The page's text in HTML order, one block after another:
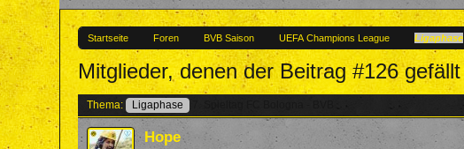
Startseite Foren BVB Saison UEFA Champions League Ligaphase
Mitglieder, denen der Beitrag #126 gefällt
Thema: Ligaphase
Hope